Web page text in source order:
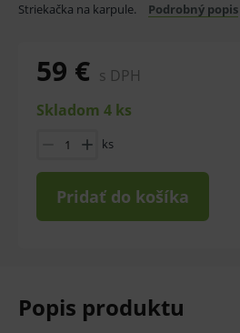
Striekačka na karpule. Podrobný popis
59 € s DPH
Skladom 4 ks
ks
Pridať do košíka
Popis produktu